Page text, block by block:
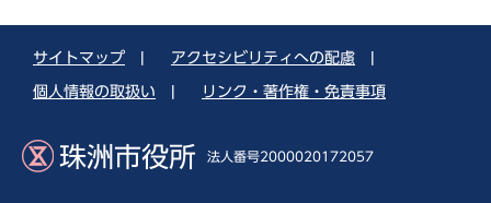
サイトマップ アクセシビリティへの配慮
個人情報の取扱い リンク・著作権・免責事項
珠洲市役所 法人番号2000020172057